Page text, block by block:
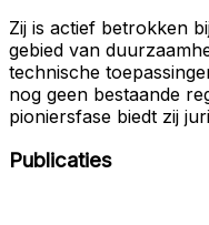
Zij is actief betrokken
gebied van
technische
nog geen bestaande
pioniersfase biedt zij
Publicaties